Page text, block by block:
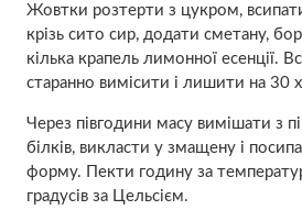
Жовтки розтерти з цукром,
крізь сито сир, додати сметану,
кілька крапель лимонної есенції.
старанно вимісити і лишити на 30
Через півгодини масу вимішати з
білків, викласти у змащену і
форму. Пекти годину за
градусів за Цельсієм.